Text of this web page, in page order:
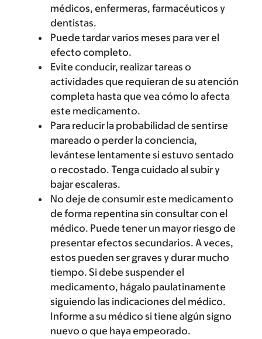
médicos, enfermeras, farmacéuticos y
dentistas.
Puede tardar varios meses para ver el
efecto completo.
Evite conducir, realizar tareas o
actividades que requieran de su atención
completa hasta que vea cómo lo afecta
este medicamento.
Para reducir la probabilidad de sentirse
mareado o perder la conciencia,
levántese lentamente si estuvo sentado
o recostado. Tenga cuidado al subir y
bajar escaleras.
No deje de consumir este medicamento
de forma repentina sin consultar con el
médico. Puede tener un mayor riesgo de
presentar efectos secundarios. A veces,
estos pueden ser graves y durar mucho
tiempo. Si debe suspender el
medicamento, hágalo paulatinamente
siguiendo las indicaciones del médico.
Informe a su médico si tiene algún signo
nuevo o que haya empeorado.